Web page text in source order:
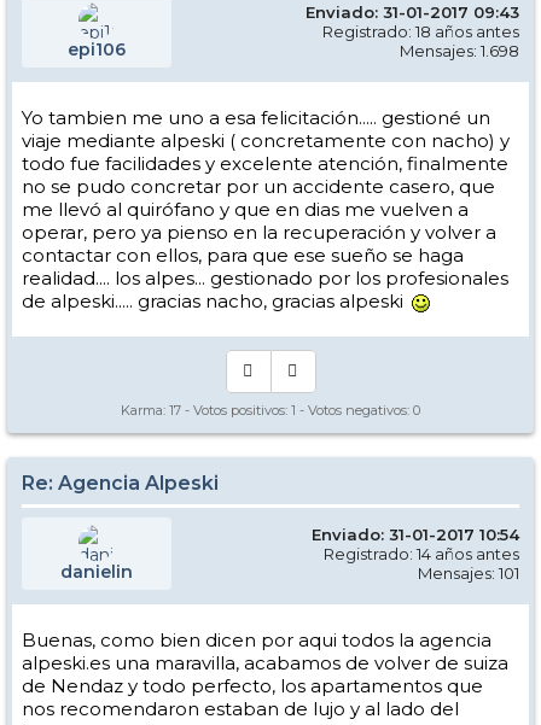
epi106
Enviado: 31-01-2017 09:43
Registrado: 18 años antes
Mensajes: 1.698
Yo tambien me uno a esa felicitación..... gestioné un
viaje mediante alpeski ( concretamente con nacho) y
todo fue facilidades y excelente atención, finalmente
no se pudo concretar por un accidente casero, que
me llevó al quirófano y que en dias me vuelven a
operar, pero ya pienso en la recuperación y volver a
contactar con ellos, para que ese sueño se haga
realidad.... los alpes... gestionado por los profesionales
de alpeski..... gracias nacho, gracias alpeski
Karma: 17 - Votos positivos: 1 - Votos negativos: 0
Re: Agencia Alpeski
danielin
Enviado: 31-01-2017 10:54
Registrado: 14 años antes
Mensajes: 101
Buenas, como bien dicen por aqui todos la agencia
alpeski.es una maravilla, acabamos de volver de suiza
de Nendaz y todo perfecto, los apartamentos que
nos recomendaron estaban de lujo y al lado del